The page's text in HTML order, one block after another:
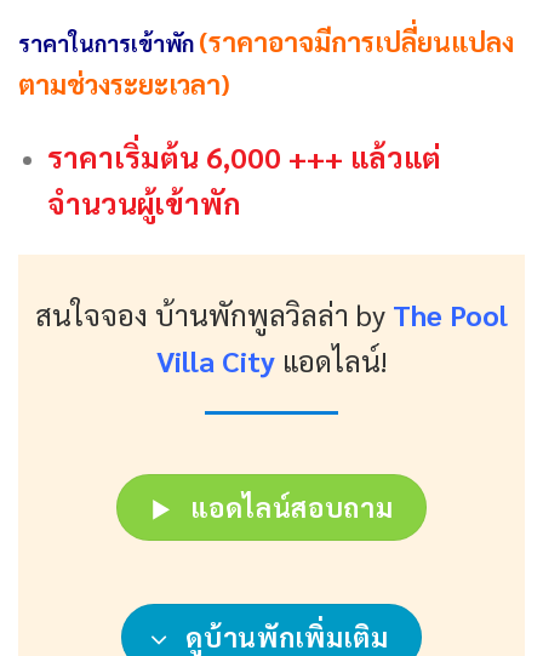
ราคาในการเข้าพัก (ราคาอาจมีการเปลี่ยนแปลง
ตามช่วงระยะเวลา)
ราคาเริ่มต้น 6,000 +++ แล้วแต่
จำนวนผู้เข้าพัก
สนใจจอง บ้านพักพูลวิลล่า by The Pool
Villa City แอดไลน์!
แอดไลน์สอบถาม
ดูบ้านพักเพิ่มเติม